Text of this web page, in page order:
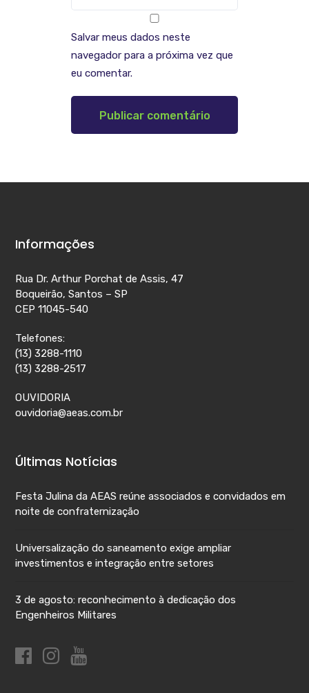
Salvar meus dados neste
navegador para a próxima vez que
eu comentar.
Informações
Rua Dr. Arthur Porchat de Assis, 47
Boqueirão, Santos – SP
CEP 11045-540
Telefones:
(13) 3288-1110
(13) 3288-2517
OUVIDORIA
ouvidoria@aeas.com.br
Últimas Notícias
Festa Julina da AEAS reúne associados e convidados em
noite de confraternização
Universalização do saneamento exige ampliar
investimentos e integração entre setores
3 de agosto: reconhecimento à dedicação dos
Engenheiros Militares